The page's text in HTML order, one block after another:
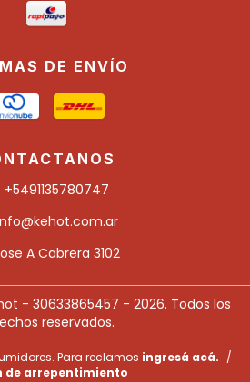
DE ENVÍO
+5491135780747
A Cabrera 3102
- 30633865457 - 2026. Todos los
reservados.
Para reclamos ingresá acá. /
de arrepentimiento